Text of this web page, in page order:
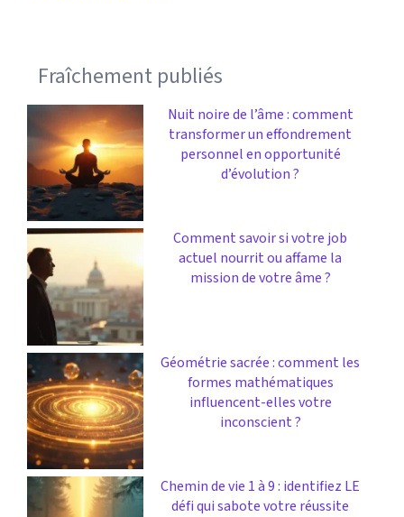
Fraîchement publiés
Nuit noire de l’âme : comment
transformer un effondrement
personnel en opportunité
d’évolution ?
Comment savoir si votre job
actuel nourrit ou affame la
mission de votre âme ?
Géométrie sacrée : comment les
formes mathématiques
influencent-elles votre
inconscient ?
Chemin de vie 1 à 9 : identifiez LE
défi qui sabote votre réussite